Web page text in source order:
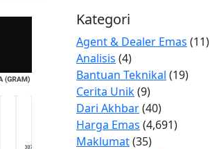
Kategori
Agent & Dealer Emas (11)
Analisis (4)
Bantuan Teknikal (19)
Cerita Unik(9)
Dari Akhbar(40)
Harga Emas (4,691)
Maklumat(35)